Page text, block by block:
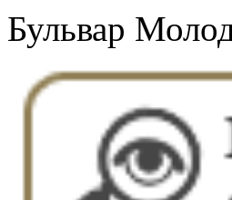
Бульвар